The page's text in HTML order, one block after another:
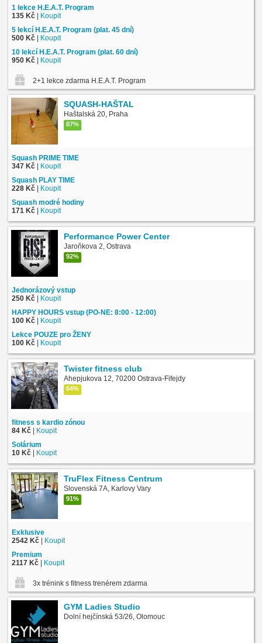
1 lekce H.E.A.T. Program
135 Kč | Koupit
5 lekcí H.E.A.T. Program (plat. 45 dní)
500 Kč | Koupit
10 lekcí H.E.A.T. Program (plat. 60 dní)
950 Kč | Koupit
2+1 lekce zdarma H.E.A.T. Program
SQUASH-HAŠTAL
Haštalská 20, Praha
87%
Squash PRIME TIME
347 Kč | Koupit
Squash PLAY TIME
228 Kč | Koupit
Squash modré hodiny
171 Kč | Koupit
Performance Power Center
Jaroňkova 2, Ostrava
92%
Jednorázový vstup
250 Kč | Koupit
HAPPY HOURS vstup (PO-NE: 8:00 - 12:00)
100 Kč | Koupit
Lekce POUZE pro ŽENY
100 Kč | Koupit
Twister fitness club
Ahepjukova 12, 70200 Ostrava-Fifejdy
64%
fitness s kardio zónou
84 Kč | Koupit
Solárium
10 Kč | Koupit
TruFlex Fitness Centrum
Slovenská 7A, Karlovy Vary
91%
Exklusive
2542 Kč | Koupit
Premium
2117 Kč | Koupit
3x trénink s fitness trenérem zdarma
GYM Ladies Studio
Dolní hejčínská 53/26, Olomouc